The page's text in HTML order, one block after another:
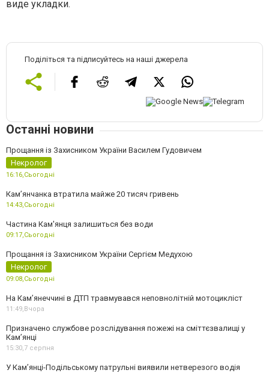
виде укладки.
Поділіться та підписуйтесь на наші джерела
Останні новини
Прощання із Захисником України Василем Гудовичем
Некролог
16:16,Сьогодні
Камʼянчанка втратила майже 20 тисяч гривень
14:43,Сьогодні
Частина Кам'янця залишиться без води
09:17,Сьогодні
Прощання із Захисником України Сергієм Медухою
Некролог
09:08,Сьогодні
На Кам’янеччині в ДТП травмувався неповнолітній мотоцикліст
11:49, Вчора
Призначено службове розслідування пожежі на сміттєзвалищі у
Кам’янці
15:30,7 серпня
У Кам’янці-Подільському патрульні виявили нетверезого водія